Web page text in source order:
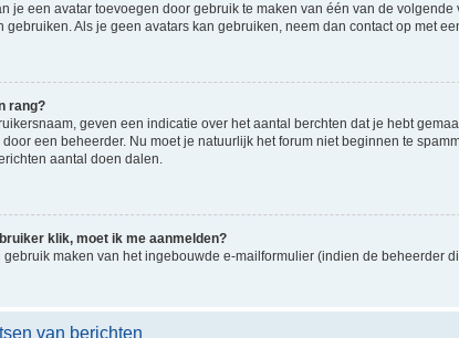
je een avatar toevoegen door gebruik te maken van één van de
gebruiken. Als je geen avatars kan gebruiken, neem dan contact op met
rang?
geven een indicatie over het aantal berchten dat je hebt
een beheerder. Nu moet je natuurlijk het forum niet beginnen te
aantal doen dalen.
klik, moet ik me aanmelden?
maken van het ingebouwde e-mailformulier (indien de beheerder
van berichten